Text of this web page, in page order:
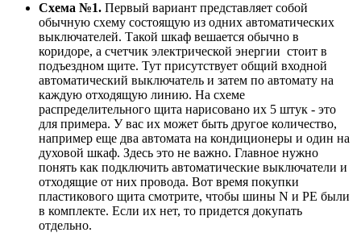
Схема №1. Первый вариант представляет собой
обычную схему состоящую из одних автоматических
выключателей. Такой шкаф вешается обычно в
коридоре, а счетчик электрической энергии стоит в
подъездном щите. Тут присутствует общий входной
автоматический выключатель и затем по автомату на
каждую отходящую линию. На схеме
распределительного щита нарисовано их 5 штук - это
для примера. У вас их может быть другое количество,
например еще два автомата на кондиционеры и один на
духовой шкаф. Здесь это не важно. Главное нужно
понять как подключить автоматические выключатели и
отходящие от них провода. Вот время покупки
пластикового щита смотрите, чтобы шины N и PE были
в комплекте. Если их нет, то придется докупать
отдельно.